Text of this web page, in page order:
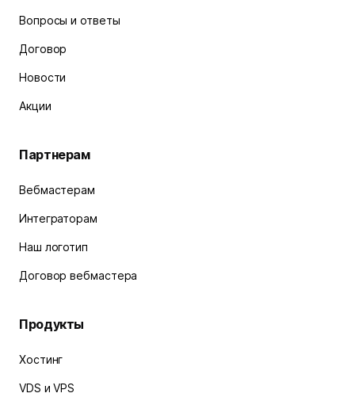
Вопросы и ответы
Договор
Новости
Акции
Партнерам
Вебмастерам
Интеграторам
Наш логотип
Договор вебмастера
Продукты
Хостинг
VDS и VPS